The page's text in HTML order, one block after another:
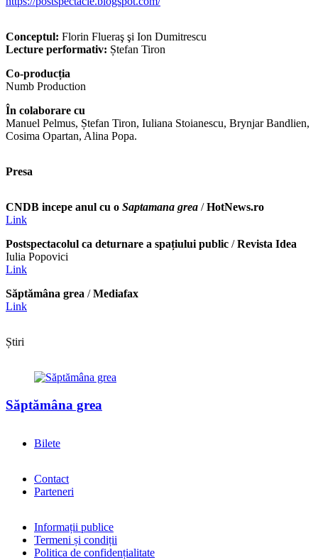
Conceptul: Florin Flueraş şi Ion Dumitrescu
Lecture performativ: Ștefan Tiron
Co-producția
Numb Production
În colaborare cu
Manuel Pelmus, Ștefan Tiron, Iuliana Stoianescu, Brynjar Bandlien,
Cosima Opartan, Alina Popa.
Presa
CNDB incepe anul cu o Saptamana grea /HotNews.ro
Link
Postspectacolul ca deturnare a spațiului public /Revista Idea
Iulia Popovici
Link
Săptămâna grea /Mediafax
Link
Știri
Săptămâna grea
Bilete
Contact
Parteneri
Informații publice
Termeni și condiții
Politica de confidențialitate